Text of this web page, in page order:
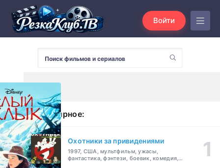
Войти
Популярное:
Охотники за привидениями
1997, США, мультфильм, ужасы,
фантастика, фэнтези, боевик, комедия,